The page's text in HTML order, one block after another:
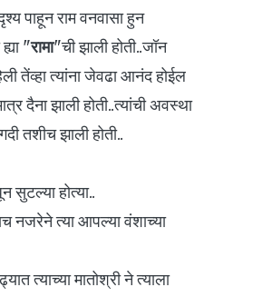
पाहून राम वनवासा हुन
"रामा"ची झाली होती..जॉन
तेंव्हा त्यांना जेवढा आनंद होईल
दैना झाली होती..त्यांची अवस्था
तशीच झाली होती..
होत्या..
नजरेने त्या आपल्या वंशाच्या
त्याच्या मातोश्री ने त्याला